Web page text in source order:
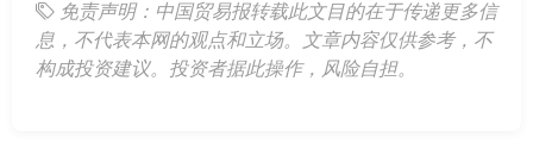
免责声明：中国贸易报转载此文目的在于传递更多信
息，不代表本网的观点和立场。文章内容仅供参考，不
构成投资建议。投资者据此操作，风险自担。